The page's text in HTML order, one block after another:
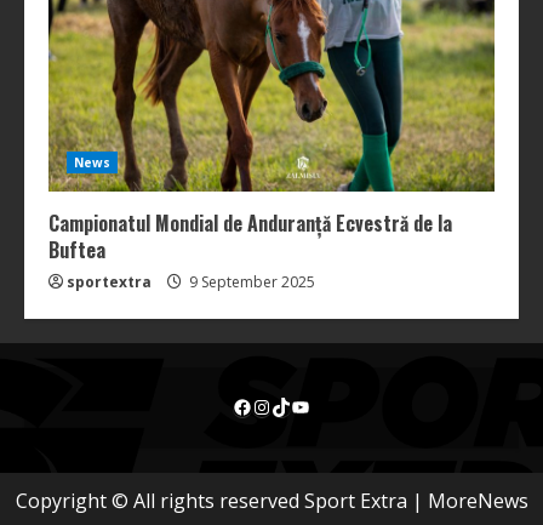
News
Campionatul Mondial de Anduranță Ecvestră de la
Buftea
sportextra 9 September 2025
Facebook
Instagram
TikTokYouTube
Copyright © All rights reserved Sport Extra | MoreNews